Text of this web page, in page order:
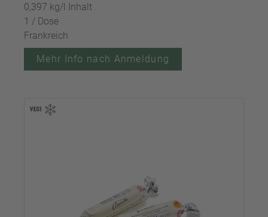
0,397 kg/l Inhalt
1 / Dose
Frankreich
Mehr Info nach Anmeldung